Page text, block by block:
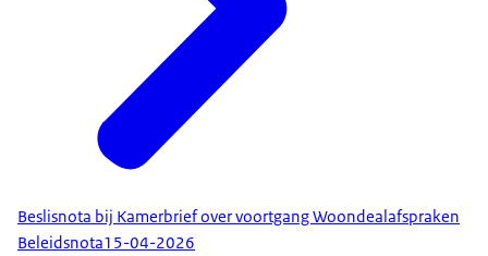
Beslisnota bij Kamerbrief over voortgang Woondealafspraken
Beleidsnota15-04-2026